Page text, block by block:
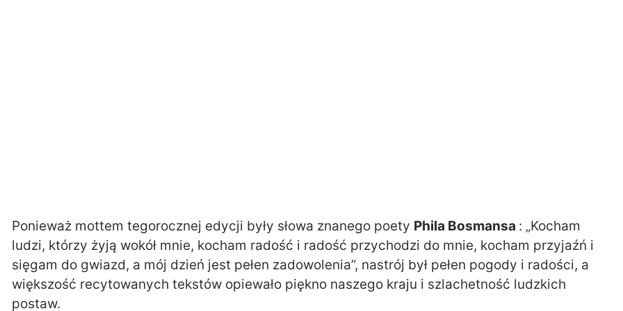
Ponieważ mottem tegorocznej edycji były słowa znanego poety Phila Bosmansa : „Kocham
ludzi, którzy żyją wokół mnie, kocham radość i radość przychodzi do mnie, kocham przyjaźń i
sięgam do gwiazd, a mój dzień jest pełen zadowolenia”, nastrój był pełen pogody i radości, a
większość recytowanych tekstów opiewało piękno naszego kraju i szlachetność ludzkich
postaw.